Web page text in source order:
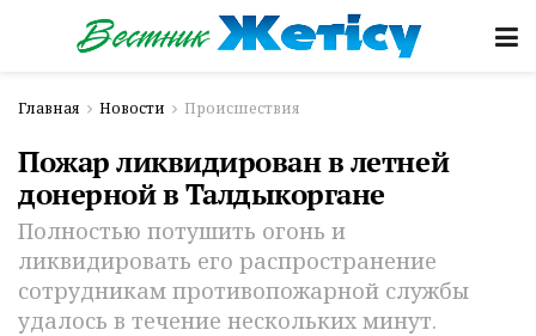
Главная Новости Происшествия
Пожар ликвидирован в летней
донерной в Талдыкоргане
Полностью потушить огонь и
ликвидировать его распространение
сотрудникам противопожарной службы
удалось в течение нескольких минут.